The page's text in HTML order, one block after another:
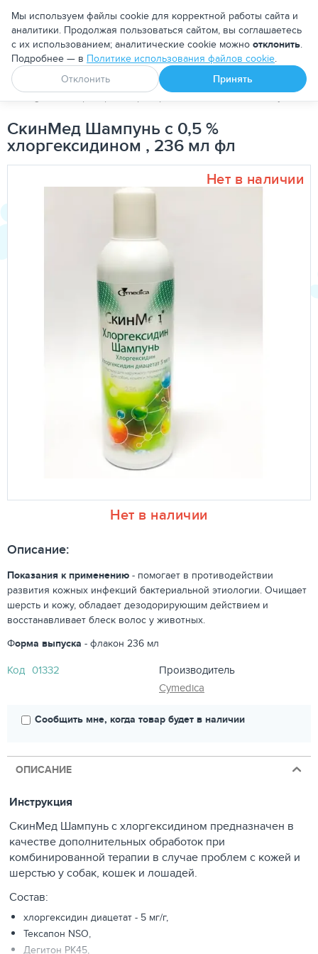
Москва
Апоквел Ветмедин От блох и клещей
PetDog Ветеринарные препараты Лечебные шампуни для
СкинМед Шампунь с 0,5 %
хлоргексидином , 236 мл фл
Нет в наличии
Нет в наличии
Описание:
Показания к применению - помогает в противодействии
развития кожных инфекций бактериальной этиологии. Очищает
шерсть и кожу, обладает дезодорирующим действием и
восстанавливает блеск волос у животных.
Форма выпуска - флакон 236 мл
Код 01332
Производитель
Cymedica
Сообщить мне, когда товар будет в наличии
ОПИСАНИЕ
Инструкция
СкинМед Шампунь с хлоргексидином предназначен в
качестве дополнительных обработок при
комбинированной терапии в случае проблем с кожей и
шерстью у собак, кошек и лошадей.
Состав:
хлоргексидин диацетат - 5 мг/г,
Тексапон NSO,
Дегитон РК45,
Мы используем файлы cookie для корректной работы сайта и
аналитики. Продолжая пользоваться сайтом, вы соглашаетесь
с их использованием; аналитические cookie можно отклонить.
Подробнее — в Политике использования файлов cookie.
Отклонить
Принять